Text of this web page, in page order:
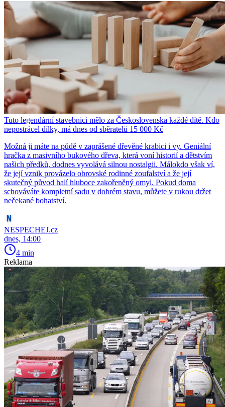
Tuto legendární stavebnici mělo za Československa každé dítě. Kdo
nepostrácel dílky, má dnes od sběratelů 15 000 Kč
Možná ji máte na půdě v zaprášené dřevěné krabici i vy. Geniální
hračka z masivního bukového dřeva, která voní historií a dětstvím
našich předků, dodnes vyvolává silnou nostalgii. Málokdo však ví,
že její vznik provázelo obrovské rodinné zoufalství a že její
skutečný původ halí hluboce zakořeněný omyl. Pokud doma
schováváte kompletní sadu v dobrém stavu, můžete v rukou držet
nečekané bohatství.
NESPECHEJ.cz
dnes, 14:00
4 min
Reklama